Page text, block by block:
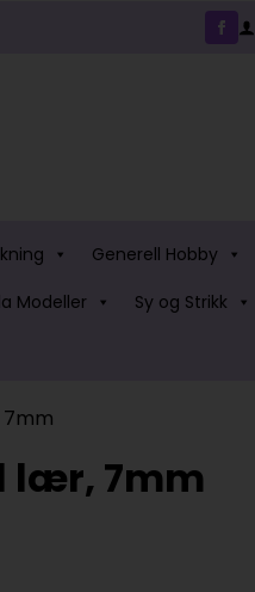
Generell Hobby
Modeller Sy og Strikk
lær, 7mm